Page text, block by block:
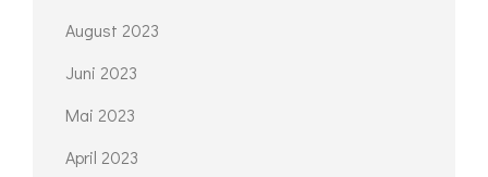
August 2023
Juni 2023
Mai 2023
April 2023